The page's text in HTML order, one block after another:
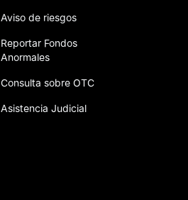
Aviso de riesgos
Reportar Fondos
Anormales
Consulta sobre OTC
Asistencia Judicial